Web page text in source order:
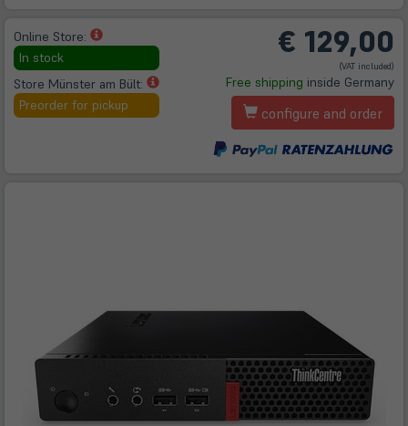
Online Store:
(öffnet
neuem
Tab)
In stock
Store Münster am Bült:
(öffnet
in
neuem
Preorder for pickup
€ 129,00
(VAT included)
Free shipping inside Germany
configure and order